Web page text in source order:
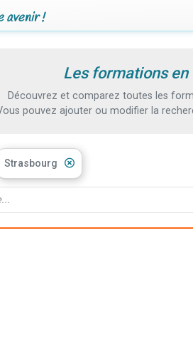
avenir !
Les formations
Découvrez et comparez toutes les
pouvez ajouter ou modifier la
Strasbourg